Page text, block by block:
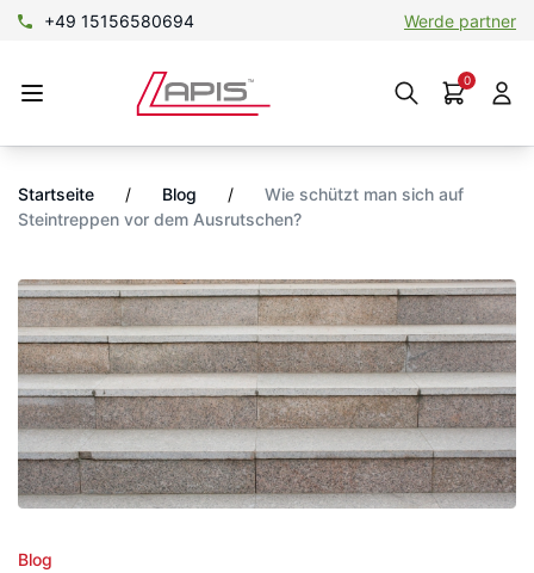
+49 15156580694 Werde partner
0
Startseite / Blog /
Wie schützt man sich auf
Steintreppen vor dem Ausrutschen?
Blog